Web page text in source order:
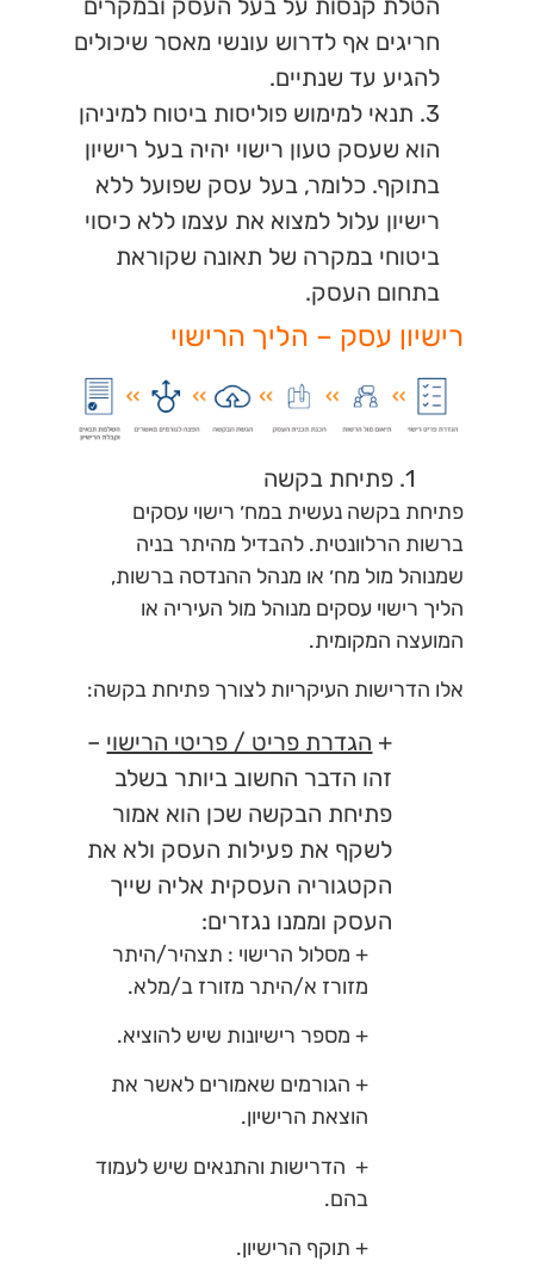
חריגים אף לדרוש עונשי מאסר שיכולים
להגיע עד שנתיים.
3. תנאי למימוש פוליסות ביטוח למיניהן
הוא שעסק טעון רישוי יהיה בעל רישיון
בתוקף. כלומר, בעל עסק שפועל ללא
רישיון עלול למצוא את עצמו ללא כיסוי
ביטוחי במקרה של תאונה שקוראת
בתחום העסק.
רישיון עסק – הליך הרישוי
1. פתיחת בקשה
פתיחת בקשה נעשית במח׳ רישוי עסקים
ברשות הרלוונטית. להבדיל מהיתר בניה
שמנוהל מול מח׳ או מנהל ההנדסה ברשות,
הליך רישוי עסקים מנוהל מול העיריה או
המועצה המקומית.
אלו הדרישות העיקריות לצורך פתיחת בקשה:
+ הגדרת פריט / פריטי הרישוי –
זהו הדבר החשוב ביותר בשלב
פתיחת הבקשה שכן הוא אמור
לשקף את פעילות העסק ולא את
הקטגוריה העסקית אליה שייך
העסק וממנו נגזרים:
+ מסלול הרישוי : תצהיר/היתר
מזורז א/היתר מזורז ב/מלא.
+ מספר רישיונות שיש להוציא.
+ הגורמים שאמורים לאשר את
הוצאת הרישיון.
+ הדרישות והתנאים שיש לעמוד
בהם.
+ תוקף הרישיון.